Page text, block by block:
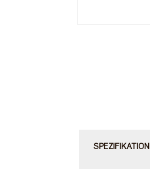
SPEZIFIKATION